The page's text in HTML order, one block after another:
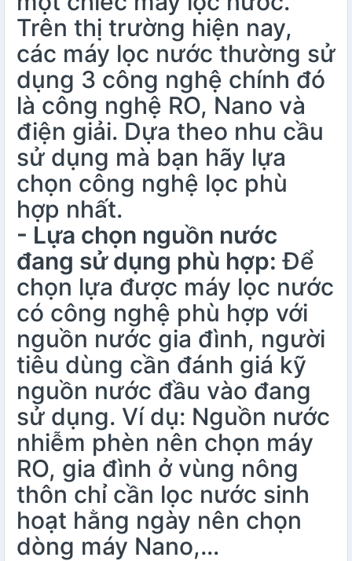
Trên thị trường hiện nay,
các máy lọc nước thường sử
dụng 3 công nghệ chính đó
là công nghệ RO, Nano và
điện giải. Dựa theo nhu cầu
sử dụng mà bạn hãy lựa
chọn công nghệ lọc phù
hợp nhất.
- Lựa chọn nguồn nước
đang sử dụng phù hợp: Để
chọn lựa được máy lọc nước
có công nghệ phù hợp với
nguồn nước gia đình, người
tiêu dùng cần đánh giá kỹ
nguồn nước đầu vào đang
sử dụng. Ví dụ: Nguồn nước
nhiễm phèn nên chọn máy
RO, gia đình ở vùng nông
thôn chỉ cần lọc nước sinh
hoạt hằng ngày nên chọn
dòng máy Nano,…